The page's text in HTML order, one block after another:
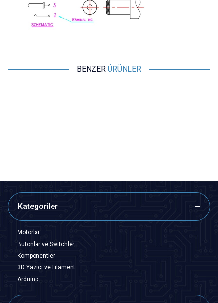
BENZER ÜRÜNLER
Kategoriler
Motorlar
Butonlar ve Switchler
Komponentler
3D Yazıcı ve Filament
Arduino